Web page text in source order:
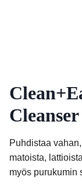
Puhdistaa
matoista,
myös purukumin